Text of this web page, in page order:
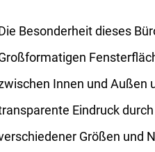
Die Besonderheit dieses
Innen und Außen
Eindruck
Größen und